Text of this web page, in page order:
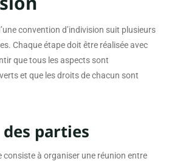
convention d’indivision suit plusieurs
Chaque étape doit être réalisée avec
que tous les aspects sont
et que les droits de chacun sont
parties
consiste à organiser une réunion entre